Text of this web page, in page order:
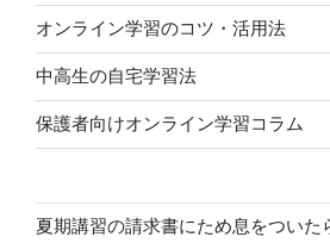
オンライン学習のコツ・活用法
中高生の自宅学習法
保護者向けオンライン学習コラム
夏期講習の請求書にため息をつい